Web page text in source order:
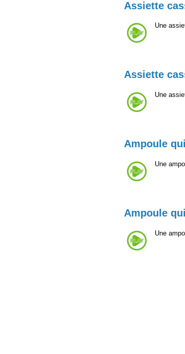
Assiette
Une
Assiette
Une
Ampoule
Une
Ampoule
Une